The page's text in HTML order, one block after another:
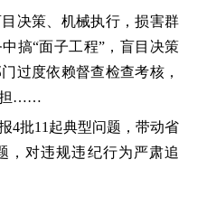
策、机械执行，损害群
搞“面子工程”，盲目决策
过度依赖督查检查考核，
担……
批11起典型问题，带动省
，对违规违纪行为严肃追